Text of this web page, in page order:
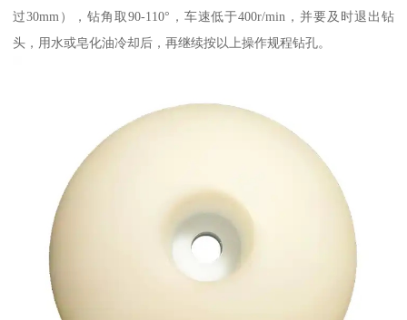
过30mm），钻角取90-110°，车速低于400r/min，并要及时退出钻
头，用水或皂化油冷却后，再继续按以上操作规程钻孔。